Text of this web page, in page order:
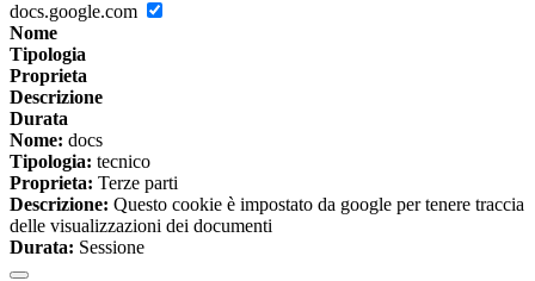
docs.google.com
Nome
Tipologia
Proprieta
Descrizione
Durata
Nome: docs
Tipologia: tecnico
Proprieta: Terze parti
Descrizione: Questo cookie è impostato da google per tenere traccia
delle visualizzazioni dei documenti
Durata: Sessione